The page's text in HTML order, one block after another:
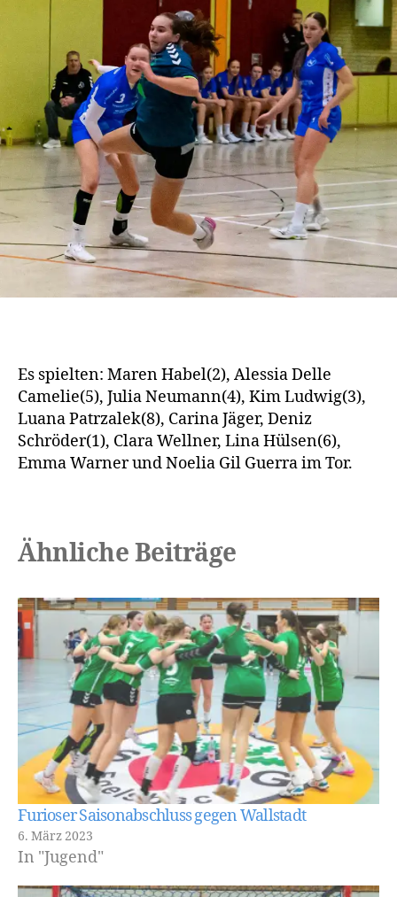
Es spielten: Maren Habel(2), Alessia Delle
Camelie(5), Julia Neumann(4), Kim Ludwig(3),
Luana Patrzalek(8), Carina Jäger, Deniz
Schröder(1), Clara Wellner, Lina Hülsen(6),
Emma Warner und Noelia Gil Guerra im Tor.
Ähnliche Beiträge
Furioser Saisonabschluss gegen Wallstadt
6. März 2023
In "Jugend"